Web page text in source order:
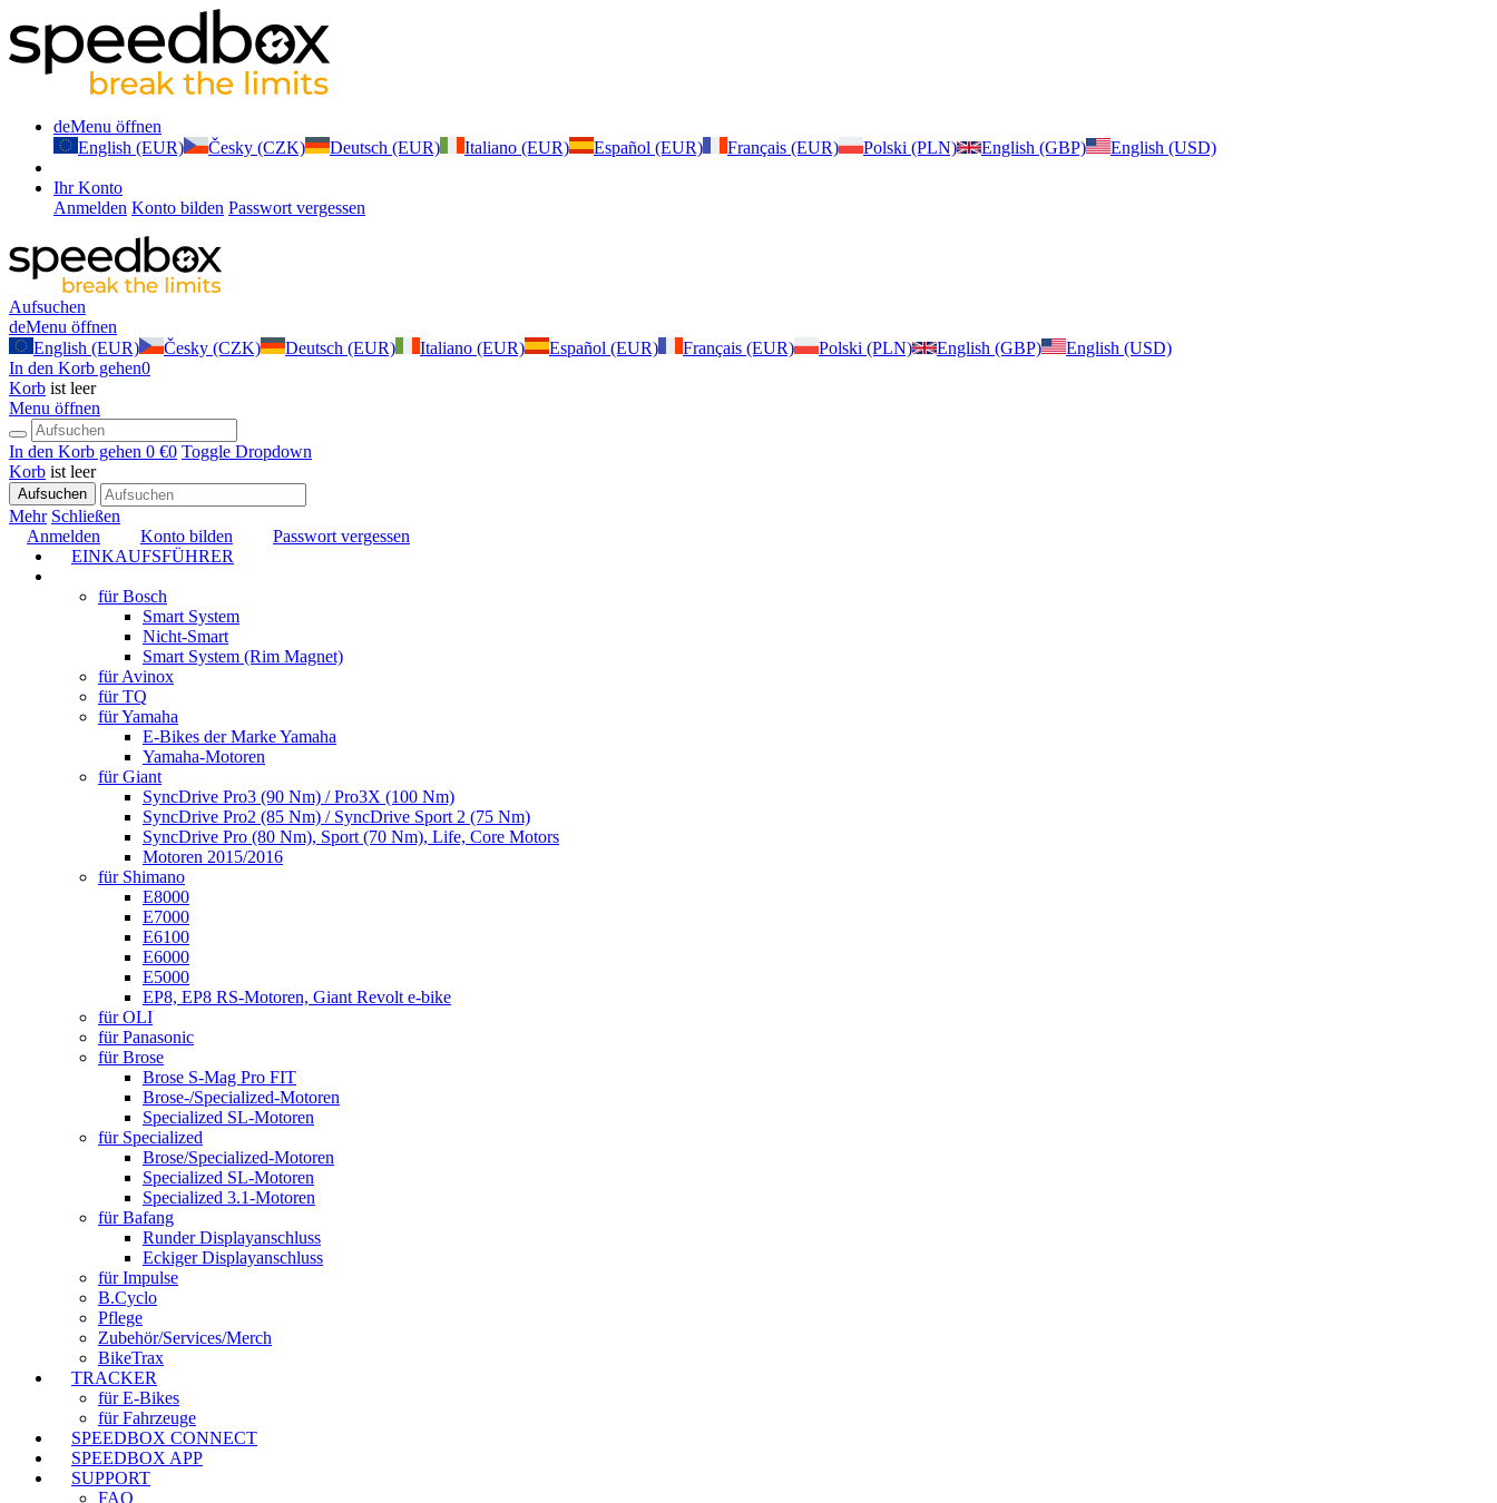
deMenu öffnen
English (EUR)
Česky (CZK) Deutsch (EUR) Italiano (EUR) Español (EUR) Français (EUR) Polski (PLN) English (GBP) English (USD)
Ihr Konto
Anmelden Konto bilden Passwort vergessen
Aufsuchen
deMenu öffnen
English (EUR)
Česky (CZK) Deutsch (EUR) Italiano (EUR) Español (EUR) Français (EUR) Polski (PLN) English (GBP)
English (USD)
In den Korb gehen0
Korb ist leer
Menu öffnen
In den Korb gehen 0 €0 Toggle Dropdown
Korb ist leer
Aufsuchen
Mehr Schließen
Anmelden
Konto bilden
Passwort vergessen
EINKAUFSFÜHRER
für Bosch
Smart System
Nicht-Smart
Smart System (Rim Magnet)
für Avinox
für TQ
für Yamaha
E-Bikes der Marke Yamaha
Yamaha-Motoren
für Giant
SyncDrive Pro3 (90 Nm) / Pro3X (100 Nm)
SyncDrive Pro2 (85 Nm) / SyncDrive Sport 2 (75 Nm)
SyncDrive Pro (80 Nm), Sport (70 Nm), Life, Core Motors
Motoren 2015/2016
für Shimano
E8000
E7000
E6100
E6000
E5000
EP8, EP8 RS-Motoren, Giant Revolt e-bike
für OLI
für Panasonic
für Brose
Brose S-Mag Pro FIT
Brose-/Specialized-Motoren
Specialized SL-Motoren
für Specialized
Brose/Specialized-Motoren
Specialized SL-Motoren
Specialized 3.1-Motoren
für Bafang
Runder Displayanschluss
Eckiger Displayanschluss
für Impulse
B.Cyclo
Pflege
Zubehör/Services/Merch
BikeTrax
TRACKER
für E-Bikes
für Fahrzeuge
SPEEDBOX CONNECT
SPEEDBOX APP
SUPPORT
FAQ